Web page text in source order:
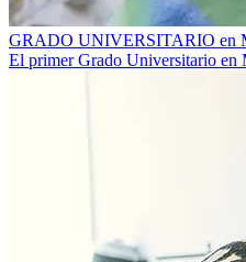
GRADO UNIVERSITARIO en
El primer Grado Universitario en